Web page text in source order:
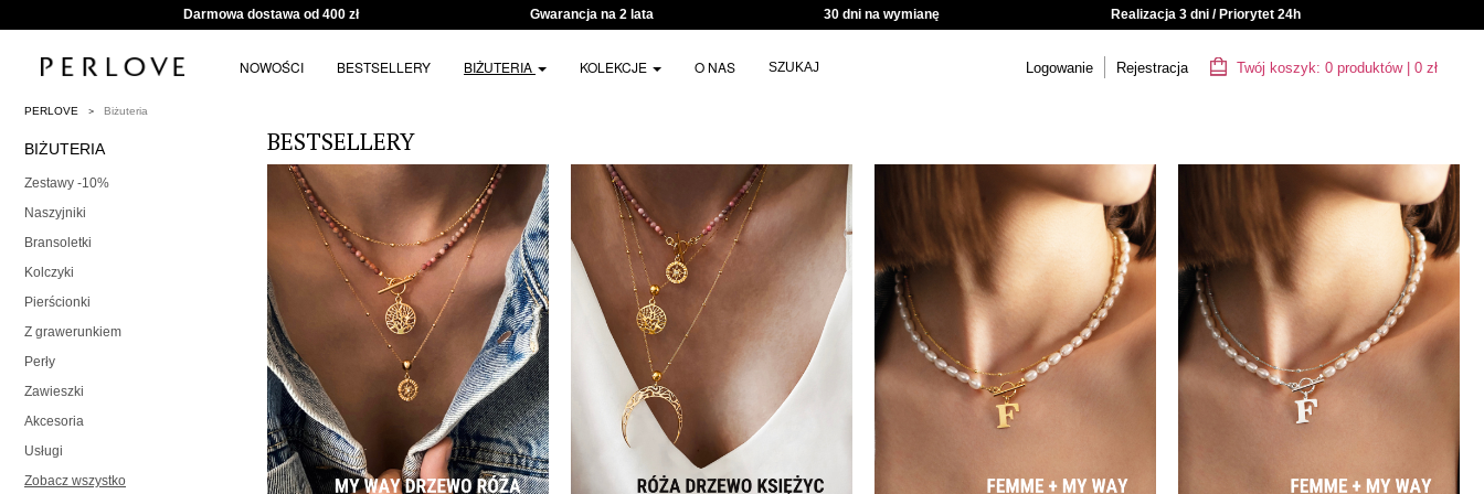
Darmowa dostawa od 400 zł Gwarancja na 2 lata 30 dni na wymianę Realizacja 3 dni / Priorytet 24h
NOWOŚCI BESTSELLERY BIŻUTERIA KOLEKCJE O NAS SZUKAJ Logowanie Rejestracja Twój koszyk: 0 produktów| 0 zł
PERLOVE Biżuteria
BIŻUTERIA
Zestawy -10%
Naszyjniki
Bransoletki
Kolczyki
Pierścionki
Z grawerunkiem
Perły
Zawieszki
Akcesoria
Usługi
Zobacz wszystko
BESTSELLERY